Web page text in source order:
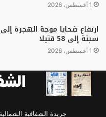
1 أغسطس، 2026
ارتفاع ضحايا موجة الهجرة إلى
سبتة إلى 58 قتيلا
1 أغسطس، 2026
جريدة الشفافية الشمالية 30 سنة من الإصدار الورقي